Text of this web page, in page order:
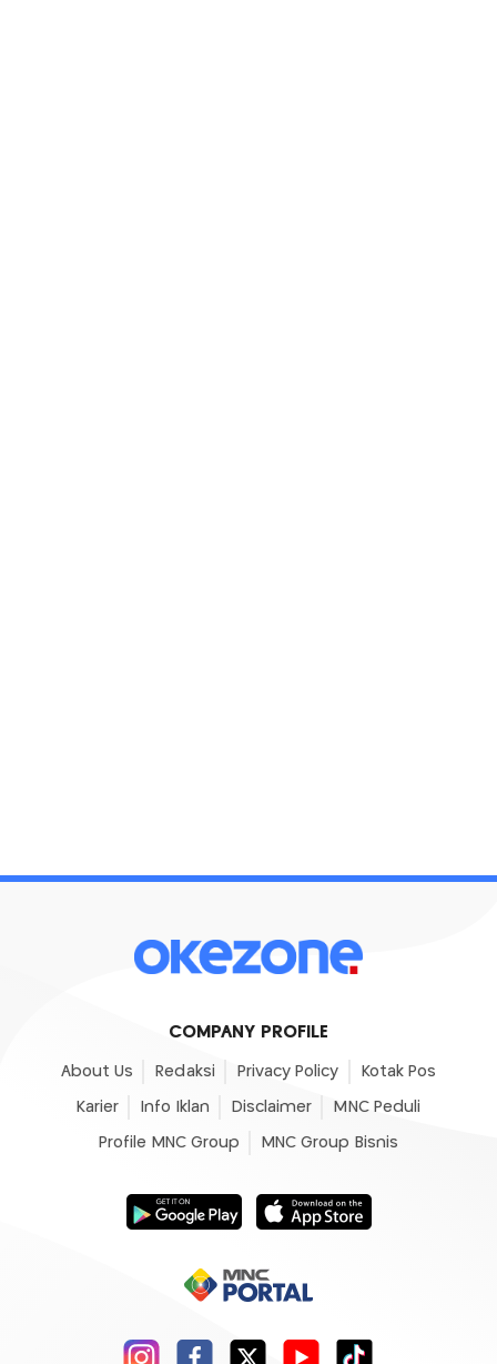
COMPANY PROFILE
About Us Redaksi Privacy Policy Kotak Pos
Karier Info Iklan Disclaimer MNC Peduli
Profile MNC Group MNC Group Bisnis